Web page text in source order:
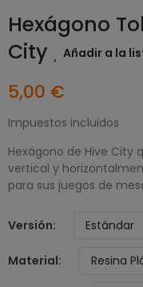
Hexágono
City
Añadir a la
5,00 €
Impuestos incluidos
Hexágono de Hive
vertical y
para sus juegos de
Versión
Material